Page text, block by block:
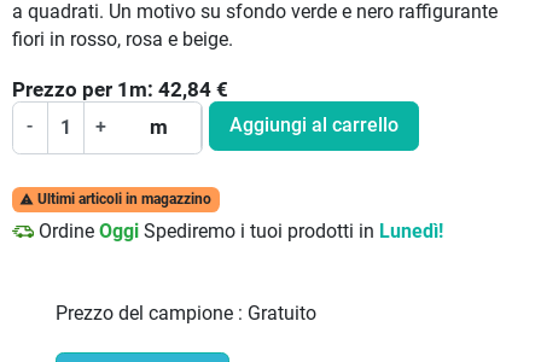
a quadrati. Un motivo su sfondo verde e nero raffigurante
fiori in rosso, rosa e beige.
Prezzo per 1 m: 42,84 €
- + m Aggiungi al carrello
 Ultimi articoli in magazzino
Ordine Oggi Spediremo i tuoi prodotti in Lunedì!
Prezzo del campione : Gratuito